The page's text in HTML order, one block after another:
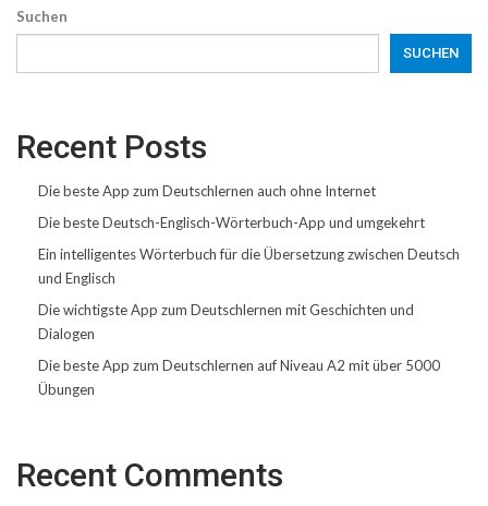
Suchen
SUCHEN
Recent Posts
Die beste App zum Deutschlernen auch ohne Internet
Die beste Deutsch-Englisch-Wörterbuch-App und umgekehrt
Ein intelligentes Wörterbuch für die Übersetzung zwischen Deutsch
und Englisch
Die wichtigste App zum Deutschlernen mit Geschichten und
Dialogen
Die beste App zum Deutschlernen auf Niveau A2 mit über 5000
Übungen
Recent Comments